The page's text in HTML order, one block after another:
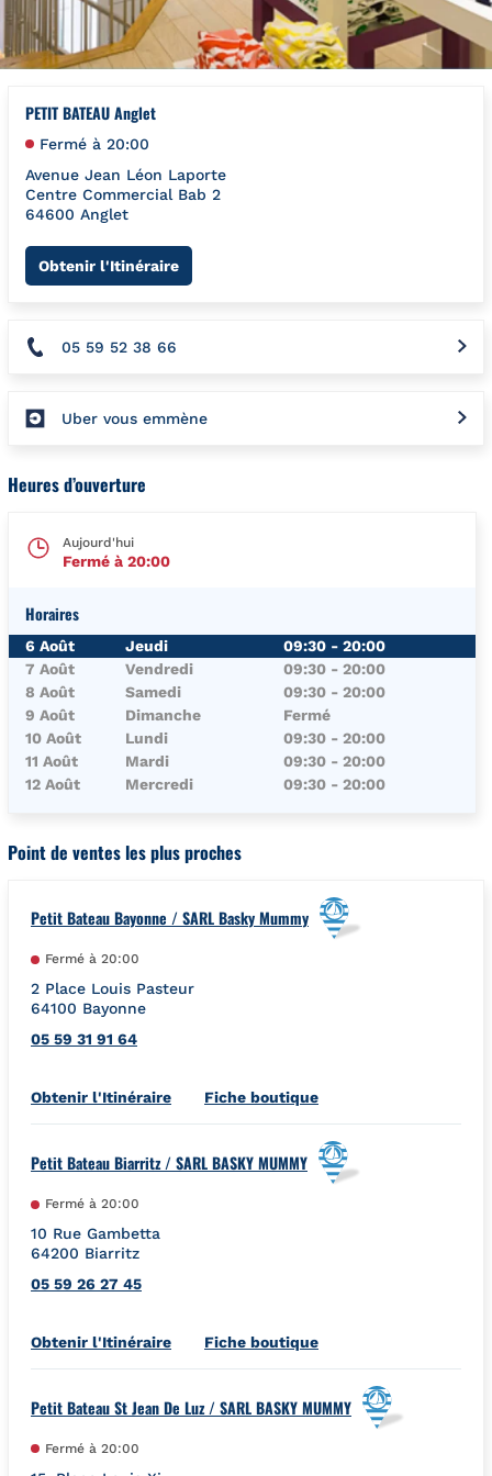
PETIT BATEAU Anglet
Fermé à 20:00
Avenue Jean Léon Laporte
Centre Commercial Bab 2
64600 Anglet
Obtenir l'ItinéraireLink Opens in New Tab
05 59 52 38 66
Uber vous emmène
Heures d’ouverture
Aujourd'hui
Fermé à 20:00
Horaires
Jour de la SemaineHoraires
6 Août Jeudi 09:30 - 20:00
7 Août
Vendredi 09:30 - 20:00
8 Août
Samedi 09:30 - 20:00
9 Août
Dimanche
Fermé
10 Août
Lundi 09:30 - 20:00
11 Août
Mardi 09:30 - 20:00
12 Août
Mercredi 09:30 - 20:00
Point de ventes les plus proches
Petit Bateau Bayonne / SARL Basky Mummy
Fermé à 20:00
2 Place Louis Pasteur
64100 Bayonne
05 59 31 91 64
Obtenir l'ItinéraireLink Opens in New Tab
Fiche boutique
Petit Bateau Biarritz / SARL BASKY MUMMY
Fermé à 20:00
10 Rue Gambetta
64200 Biarritz
05 59 26 27 45
Obtenir l'ItinéraireLink Opens in New Tab
Fiche boutique
Petit Bateau St Jean De Luz / SARL BASKY MUMMY
Fermé à 20:00